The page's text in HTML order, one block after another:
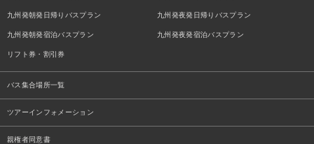
九州発朝発日帰りバスプラン 九州発夜発日帰りバスプラン
九州発朝発宿泊バスプラン 九州発夜発宿泊バスプラン
リフト券・割引券
バス集合場所一覧
ツアーインフォメーション
親権者同意書